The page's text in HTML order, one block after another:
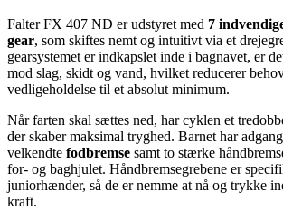
Falter FX 407 ND er udstyret med 7
gear, som skiftes nemt og intuitivt via et
gearsystemet er indkapslet inde i bagnavet, er
mod slag, skidt og vand, hvilket reducerer
vedligeholdelse til et absolut minimum.
Når farten skal sættes ned, har cyklen et
der skaber maksimal tryghed. Barnet har
velkendte fodbremse samt to stærke
for- og baghjulet. Håndbremsegrebene er
juniorhænder, så de er nemme at nå og trykke
kraft.